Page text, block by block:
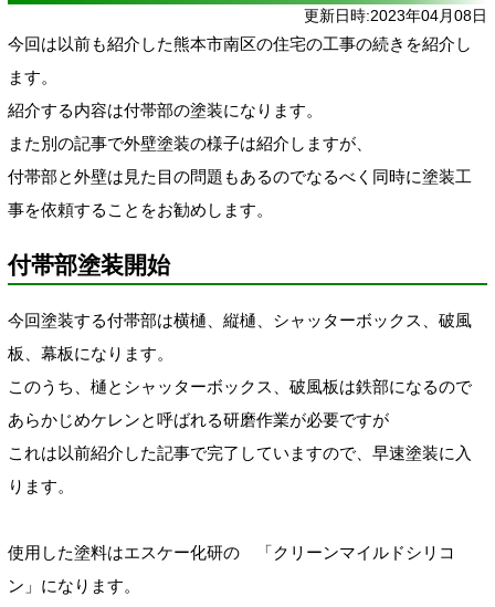
更新日時:2023年04月08日
今回は以前も紹介した熊本市南区の住宅の工事の続きを紹介し
ます。
紹介する内容は付帯部の塗装になります。
また別の記事で外壁塗装の様子は紹介しますが、
付帯部と外壁は見た目の問題もあるのでなるべく同時に塗装工
事を依頼することをお勧めします。
付帯部塗装開始
今回塗装する付帯部は横樋、縦樋、シャッターボックス、破風
板、幕板になります。
このうち、樋とシャッターボックス、破風板は鉄部になるので
あらかじめケレンと呼ばれる研磨作業が必要ですが
これは以前紹介した記事で完了していますので、早速塗装に入
ります。
使用した塗料はエスケー化研の 「クリーンマイルドシリコ
ン」になります。